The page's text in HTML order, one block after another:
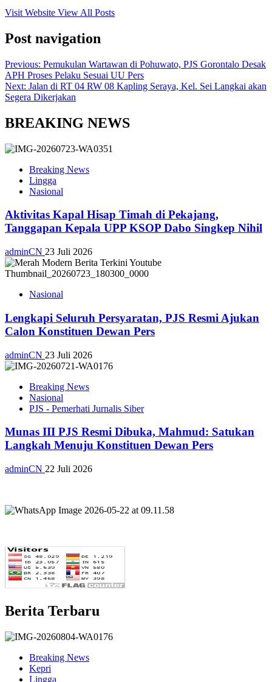
Visit Website View All Posts
Post navigation
Previous: Pemukulan Wartawan di Pohuwato, PJS Gorontalo Desak
APH Proses Pelaku Sesuai UU Pers
Next: Jalan di RT 04 RW 08 Kapling Seraya, Kel. Sei Langkai akan
Segera Dikerjakan
BREAKING NEWS
Breaking News
Lingga
Nasional
Aktivitas Kapal Hisap Timah di Pekajang,
Tanggapan Kepala UPP KSOP Dabo Singkep Nihil
adminCN 23 Juli 2026
Nasional
Lengkapi Seluruh Persyaratan, PJS Resmi Ajukan
Calon Konstituen Dewan Pers
adminCN 23 Juli 2026
Breaking News
Nasional
PJS - Pemerhati Jurnalis Siber
Munas III PJS Resmi Dibuka, Mahmud: Satukan
Langkah Menuju Konstituen Dewan Pers
adminCN 22 Juli 2026
Berita Terbaru
Breaking News
Kepri
Lingga